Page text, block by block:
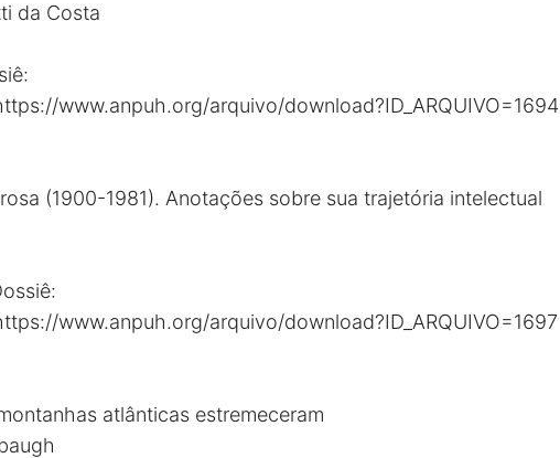
da Costa
www.anpuh.org/arquivo/download?ID_ARQUIVO=1694
(1900-1981). Anotações sobre sua trajetória intelectual
www.anpuh.org/arquivo/download?ID_ARQUIVO=1697
atlânticas estremeceram